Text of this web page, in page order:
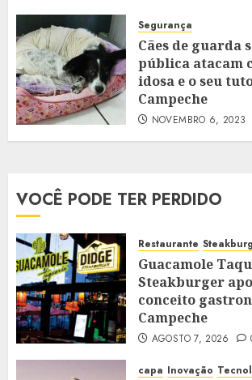
Segurança
Cães de guarda
pública atacam
idosa e o seu
Campeche
NOVEMBRO 6, 2023
VOCÊ PODE TER PERDIDO
Restaurante
Guacamole
Steakburger
conceito
Campeche
AGOSTO 7, 2026
capa Inovação